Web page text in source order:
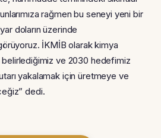
rağmen bu seneyi yeni bir
doların üzerinde
İKMİB olarak kimya
belirlediğimiz ve 2030 hedefimiz
yakalamak için üretmeye ve
dedi.